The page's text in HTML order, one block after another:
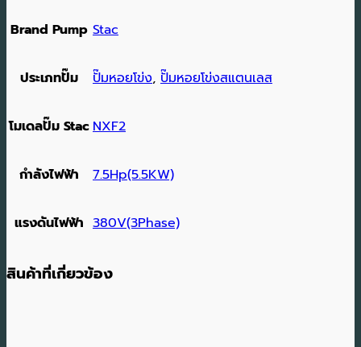
Brand Pump Stac
ประเภทปั๊ม ปั๊มหอยโข่ง, ปั๊มหอยโข่งสแตนเลส
โมเดลปั๊ม Stac NXF2
กำลังไฟฟ้า 7.5Hp(5.5KW)
แรงดันไฟฟ้า 380V(3Phase)
สินค้าที่เกี่ยวข้อง